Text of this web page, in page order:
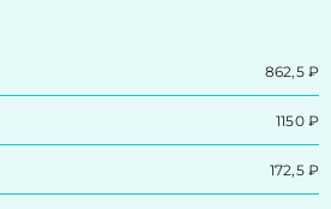
862,5 ₽
1150 ₽
172,5 ₽